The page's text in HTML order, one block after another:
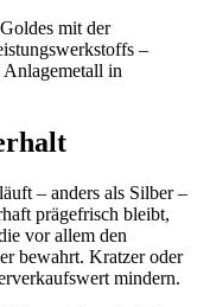
mit der
–
in
– anders als Silber –
prägefrisch bleibt,
vor allem den
bewahrt. Kratzer oder
mindern.